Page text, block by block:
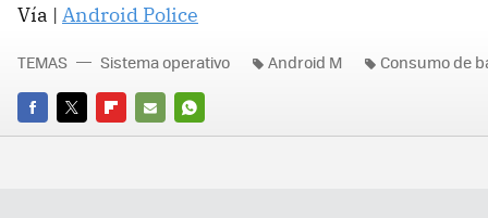
Vía | Android Police
FACEBOOK
TWITTERFLIPBOARD
E-
WHATSAPP
TEMAS Sistema operativo Android M Consumo de